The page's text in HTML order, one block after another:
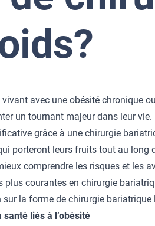
avec une obésité chronique
un tournant majeur dans leur
grâce à une chirurgie
porteront leurs fruits tout au long
comprendre les risques et les
plus courantes en chirurgie
sur la forme de chirurgie
liés à l’obésité